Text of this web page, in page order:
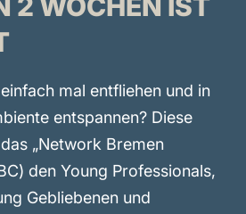
mal entfliehen und in
entspannen? Diese
„Network Bremen
den Young Professionals,
Gebliebenen und